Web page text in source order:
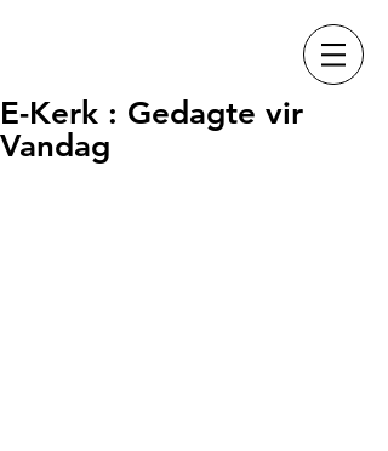
E-Kerk : Gedagte vir
Vandag